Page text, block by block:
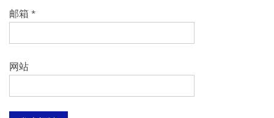
邮箱 *
网站